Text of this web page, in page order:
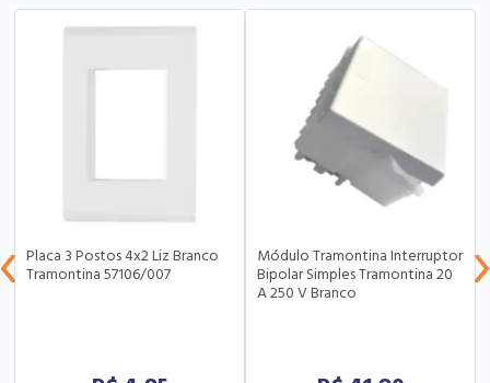
Placa 3 Postos 4x2 Liz Branco
Tramontina 57106/007
Módulo Tramontina Interruptor
Bipolar Simples Tramontina 20
A 250 V Branco